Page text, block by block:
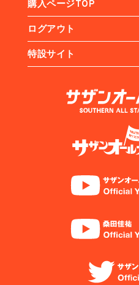
購入ページTOP
ログアウト
特設サイト